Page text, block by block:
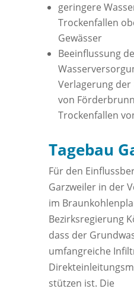
geringere
Trockenfallen
Gewässer
Beeinflussung
Verlagerung der
von
Trockenfallen
Tagebau
Für den
Garzweiler in der
im
Bezirksregierung
dass der
umfangreiche
stützen ist. Die